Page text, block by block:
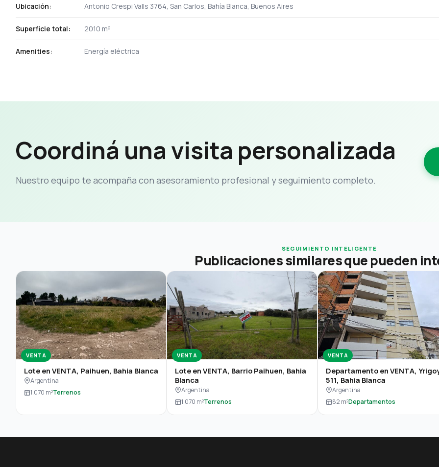
Ubicación: Antonio Crespi Valls 3764, San Carlos, Bahía Blanca, Buenos Aires
Superficie total: 2010 m²
Amenities: Energía eléctrica
Coordiná una visita personalizada
Nuestro equipo te acompaña con asesoramiento profesional y seguimiento completo.
SEGUIMIENTO INTELIGENTE
Publicaciones similares que pueden
VENTA
Lote en VENTA, Paihuen, Bahia Blanca
Argentina
1.070 m²Terrenos
VENTA
Lote en VENTA, Barrio Paihuen, Bahia
Blanca
Argentina
1.070 m²Terrenos
VENTA
Departamento en VENTA,
511, Bahia Blanca
Argentina
82 m²Departamentos